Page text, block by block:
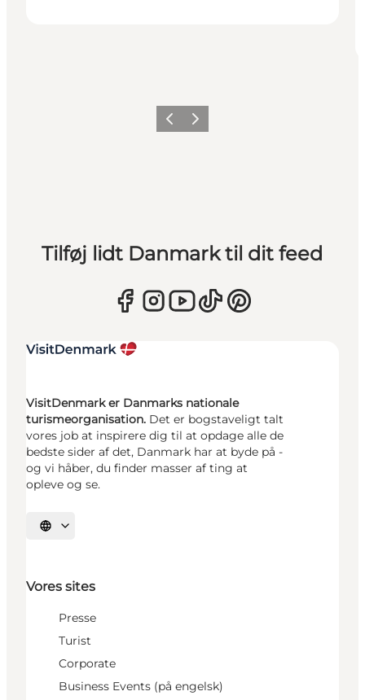
ForrigeNæste
Tilføj lidt Danmark til dit feed
VisitDenmark er Danmarks nationale
turismeorganisation. Det er bogstaveligt talt
vores job at inspirere dig til at opdage alle de
bedste sider af det, Danmark har at byde på -
og vi håber, du finder masser af ting at
opleve og se.
Vælg sprog
Vores sites
Presse
Turist
Corporate
Business Events (på engelsk)